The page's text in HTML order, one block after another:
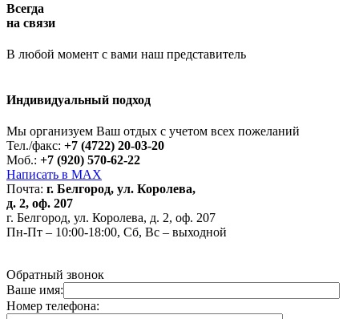
Всегда
на связи
В любой момент с вами наш представитель
Индивидуальный подход
Мы организуем Ваш отдых с учетом всех пожеланий
Тел./факс: +7 (4722) 20-03-20
Моб.: +7 (920) 570-62-22
Написать в MAX
Почта: г. Белгород, ул. Королева,
д. 2, оф. 207
г. Белгород, ул. Королева, д. 2, оф. 207
Пн-Пт – 10:00-18:00, Сб, Вс – выходной
Обратный звонок
Ваше имя:
Номер телефона: